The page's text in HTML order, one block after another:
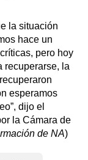
la situación
hace un
pero hoy
recuperarse, la
esperamos
dijo el
la Cámara de
de NA)